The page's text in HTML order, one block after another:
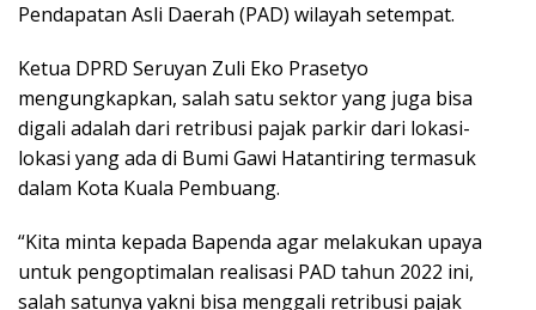
Pendapatan Asli Daerah (PAD) wilayah setempat.
Ketua DPRD Seruyan Zuli Eko Prasetyo
mengungkapkan, salah satu sektor yang juga bisa
digali adalah dari retribusi pajak parkir dari lokasi-
lokasi yang ada di Bumi Gawi Hatantiring termasuk
dalam Kota Kuala Pembuang.
“Kita minta kepada Bapenda agar melakukan upaya
untuk pengoptimalan realisasi PAD tahun 2022 ini,
salah satunya yakni bisa menggali retribusi pajak